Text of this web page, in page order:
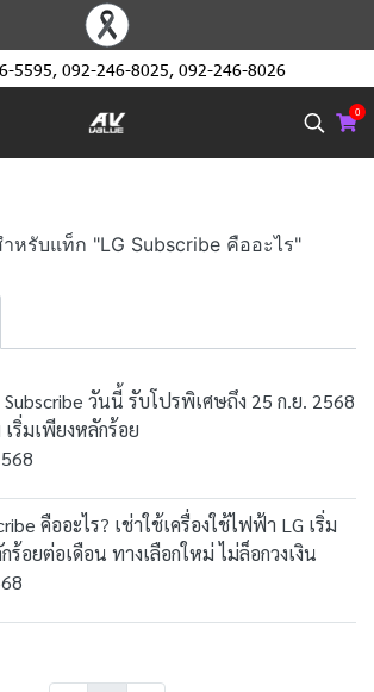
5595, 092-246-8025, 092-246-8026
0
หรับแท็ก "LG Subscribe คืออะไร"
Subscribe วันนี้ รับโปรพิเศษถึง 25 ก.ย. 2568
เริ่มเพียงหลักร้อย
คืออะไร? เช่าใช้เครื่องใช้ไฟฟ้า LG เริ่ม
อยต่อเดือน ทางเลือกใหม่ ไม่ล็อกวงเงิน